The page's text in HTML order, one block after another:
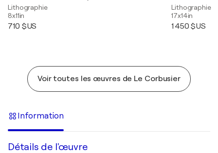
Lithographie
8x11in
710 $US
Lithographie
17x14in
1 450 $US
Voir toutes les œuvres de Le Corbusier
Information
Détails de l'œuvre